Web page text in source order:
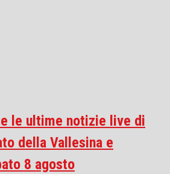
le ultime notizie live di
della Vallesina e
8 agosto